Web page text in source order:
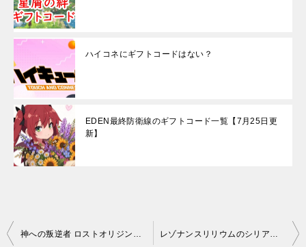
ハイコネにギフトコードはない？
EDEN最終防衛線のギフトコード一覧【7月25日更
新】
投